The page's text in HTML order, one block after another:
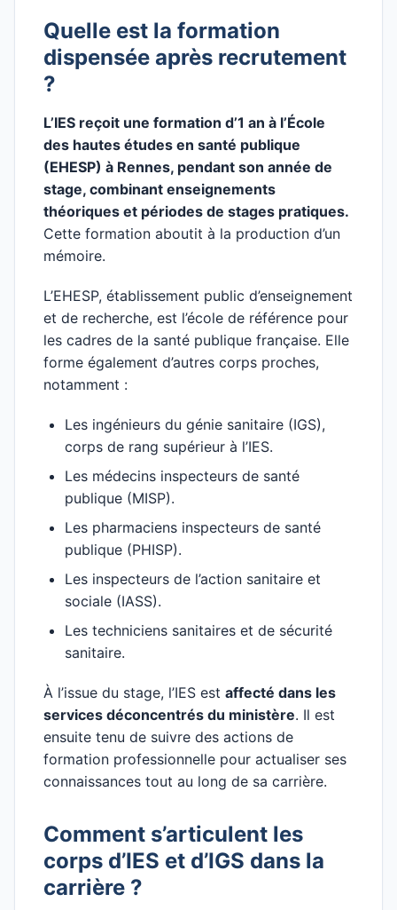
Quelle est la formation
dispensée après recrutement
?
L’IES reçoit une formation d’1 an à l’École
des hautes études en santé publique
(EHESP) à Rennes, pendant son année de
stage, combinant enseignements
théoriques et périodes de stages pratiques.
Cette formation aboutit à la production d’un
mémoire.
L’EHESP, établissement public d’enseignement
et de recherche, est l’école de référence pour
les cadres de la santé publique française. Elle
forme également d’autres corps proches,
notamment :
Les ingénieurs du génie sanitaire (IGS),
corps de rang supérieur à l’IES.
Les médecins inspecteurs de santé
publique (MISP).
Les pharmaciens inspecteurs de santé
publique (PHISP).
Les inspecteurs de l’action sanitaire et
sociale (IASS).
Les techniciens sanitaires et de sécurité
sanitaire.
À l’issue du stage, l’IES est affecté dans les
services déconcentrés du ministère. Il est
ensuite tenu de suivre des actions de
formation professionnelle pour actualiser ses
connaissances tout au long de sa carrière.
Comment s’articulent les
corps d’IES et d’IGS dans la
carrière ?